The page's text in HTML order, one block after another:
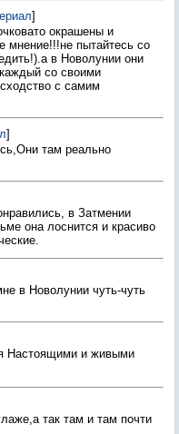
]
окрашены и
мнение!!!не пытайтесь со
в Новолунии они
со своими
с самим
]
там реально
в Затмении
она лоснится и красиво
в Новолунии чуть-чуть
Настоящими и живыми
так там и там почти